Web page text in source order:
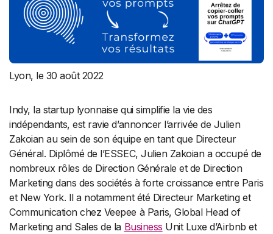
Lyon, le 30 août 2022
Indy, la startup lyonnaise qui simplifie la vie des
indépendants, est ravie d’annoncer l’arrivée de Julien
Zakoian au sein de son équipe en tant que Directeur
Général. Diplômé de l’ESSEC, Julien Zakoian a occupé de
nombreux rôles de Direction Générale et de Direction
Marketing dans des sociétés à forte croissance entre Paris
et New York. Il a notamment été Directeur Marketing et
Communication chez Veepee à Paris, Global Head of
Marketing and Sales de la Business Unit Luxe d’Airbnb et